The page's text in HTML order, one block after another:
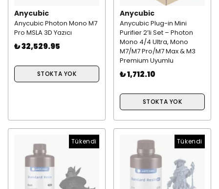
Anycubic
Anycubic Photon Mono M7
Pro MSLA 3D Yazıcı
₺ 32,529.95
STOKTA YOK
Anycubic
Anycubic Plug-in Mini
Purifier 2’li Set – Photon
Mono 4/4 Ultra, Mono
M7/M7 Pro/M7 Max & M3
Premium Uyumlu
₺ 1,712.10
STOKTA YOK
Tükendi Tükendi